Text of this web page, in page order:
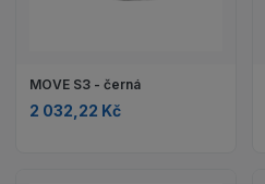
MOVE S3 - černá
2 032,22 Kč